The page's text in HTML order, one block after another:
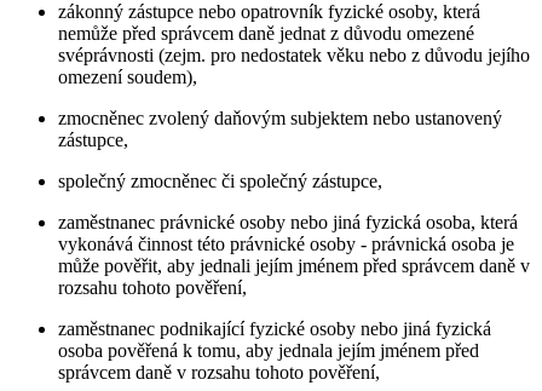
zákonný zástupce nebo opatrovník fyzické osoby, která
nemůže před správcem daně jednat z důvodu omezené
svéprávnosti (zejm. pro nedostatek věku nebo z důvodu jejího
omezení soudem),
zmocněnec zvolený daňovým subjektem nebo ustanovený
zástupce,
společný zmocněnec či společný zástupce,
zaměstnanec právnické osoby nebo jiná fyzická osoba, která
vykonává činnost této právnické osoby - právnická osoba je
může pověřit, aby jednali jejím jménem před správcem daně v
rozsahu tohoto pověření,
zaměstnanec podnikající fyzické osoby nebo jiná fyzická
osoba pověřená k tomu, aby jednala jejím jménem před
správcem daně v rozsahu tohoto pověření,